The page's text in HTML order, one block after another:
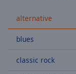
Duration-:-
Loaded:
0.00%
Stream
alternative
blues
classic rock